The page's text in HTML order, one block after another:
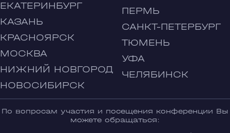
ЕКАТЕРИНБУРГ
КАЗАНЬ
КРАСНОЯРСК
МОСКВА
НИЖНИЙ НОВГОРОД
НОВОСИБИРСК
ПЕРМЬ
САНКТ-ПЕТЕРБУРГ
ТЮМЕНЬ
УФА
ЧЕЛЯБИНСК
По вопросам участия и посещения конференции Вы
можете обращаться: